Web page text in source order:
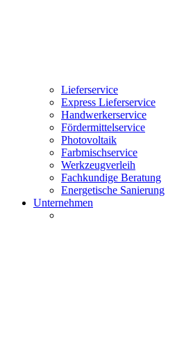
Lieferservice
Express Lieferservice
Handwerkerservice
Fördermittelservice
Photovoltaik
Farbmischservice
Werkzeugverleih
Fachkundige Beratung
Energetische Sanierung
Unternehmen